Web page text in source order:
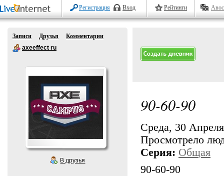
Регистрация Вход Рейтинги
Записи Друзья
Комментарии
axeeffect ru
В друзья
90-60-90
Среда, 30
Просмотрело
Серия: Общая
90-60-90